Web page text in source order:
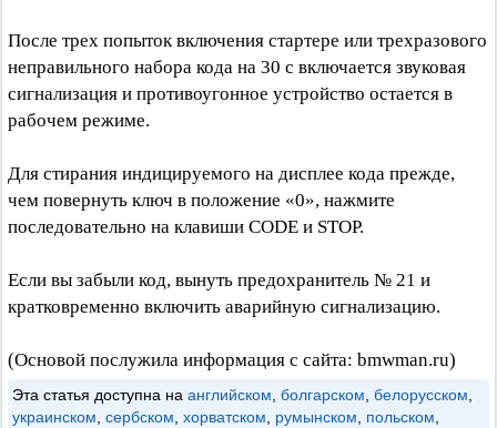
После трех попыток включения стартере или трехразового
неправильного набора кода на 30 с включается звуковая
сигнализация и противоугонное устройство остается в
рабочем режиме.
Для стирания индицируемого на дисплее кода прежде,
чем повернуть ключ в положение «0», нажмите
последовательно на клавиши CODE и STOP.
Если вы забыли код, вынуть предохранитель № 21 и
кратковременно включить аварийную сигнализацию.
(Основой послужила информация с сайта: bmwman.ru)
Эта статья доступна на английском болгарском белорусском
украинском сербском хорватском румынском польском